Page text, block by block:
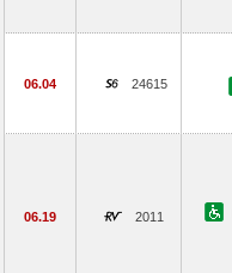
06.04 24615
06.19 2011